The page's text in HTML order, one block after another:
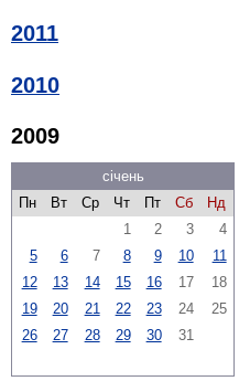
2011
2010
2009
січень
Пн
Вт Ср Чт Пт Сб
Нд
1
2 3
4
5
6 7 8 9 10
11
12
13 14 15 16 17
18
19
20 21 22 23 24
25
26
27 28 29 30 31